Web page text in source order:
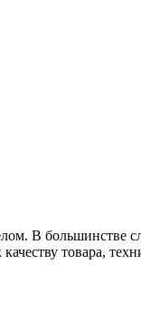
В большинстве
товара,